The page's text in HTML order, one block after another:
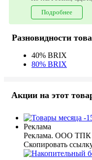
Подробнее
Разновидности
40% BRIX
80% BRIX
Акции на этот
Реклама
Реклама. ООО
Скопировать